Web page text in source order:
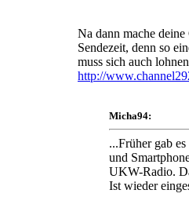
Na dann mache
Sendezeit, denn so
muss sich auch
http://
Micha94:
...Früher gab
und
UKW-Radio.
Ist wieder